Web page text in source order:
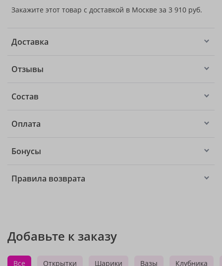
Закажите этот товар с доставкой в Москве за 3 910 руб.
Доставка
Отзывы
Состав
Оплата
Бонусы
Правила возврата
Добавьте к заказу
Все Открытки Шарики Вазы Клубника